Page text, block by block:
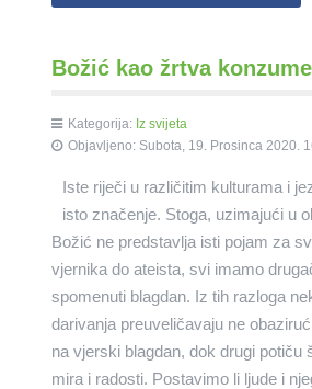
Božić kao žrtva
Kategorija: Iz svijeta
Objavljeno: Subota, 19. Prosinca 2020.
Iste riječi u različitim kulturama i
isto značenje. Stoga, uzimajući u
Božić ne predstavlja isti pojam za
vjernika do ateista, svi imamo
spomenuti blagdan. Iz tih razloga
darivanja preuveličavaju ne
na vjerski blagdan, dok drugi potiču
mira i radosti. Postavimo li ljude i